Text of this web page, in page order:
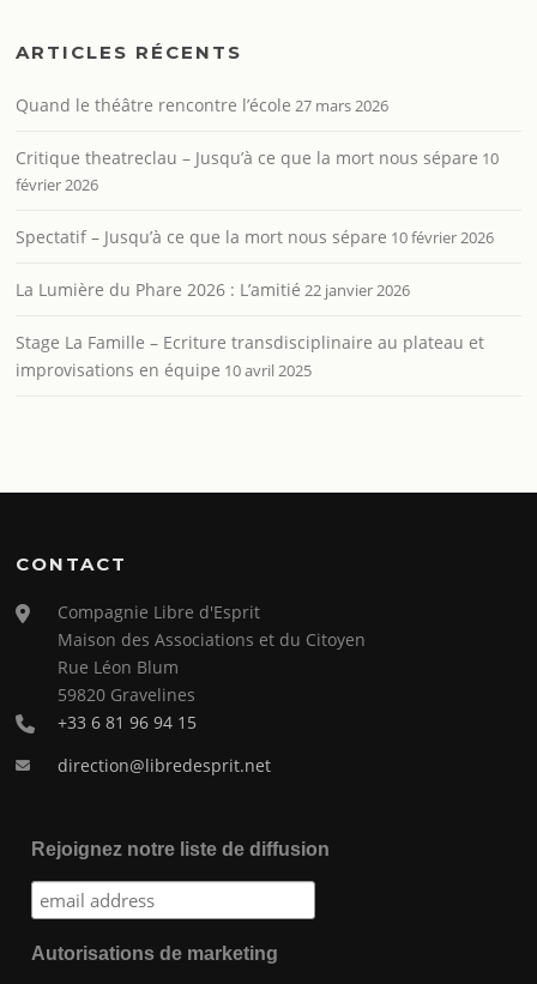
ARTICLES RÉCENTS
Quand le théâtre rencontre l’école 27 mars 2026
Critique theatreclau – Jusqu’à ce que la mort nous sépare 10
février 2026
Spectatif – Jusqu’à ce que la mort nous sépare 10 février 2026
La Lumière du Phare 2026 : L’amitié 22 janvier 2026
Stage La Famille – Ecriture transdisciplinaire au plateau et
improvisations en équipe 10 avril 2025
CONTACT
Compagnie Libre d'Esprit
Maison des Associations et du Citoyen
Rue Léon Blum
59820 Gravelines
+33 6 81 96 94 15
direction@libredesprit.net
Rejoignez notre liste de diffusion
Autorisations de marketing